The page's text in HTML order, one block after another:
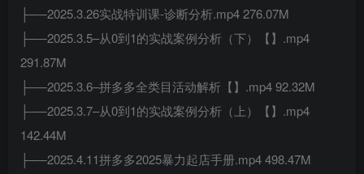
├──2025.3.26实战特训课-诊断分析.mp4 276.07M
├──2025.3.5–从0到1的实战案例分析（下）【】.mp4
291.87M
├──2025.3.6–拼多多全类目活动解析【】.mp4 92.32M
├──2025.3.7–从0到1的实战案例分析（上）【】.mp4
142.44M
├──2025.4.11拼多多2025暴力起店手册.mp4 498.47M